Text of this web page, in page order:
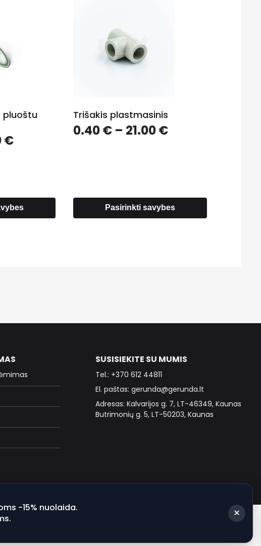
pluoštu
€Price
Trišakis plastmasinis
0.40€ – 21.00€Price
Pasirinkti savybes
SUSISIEKITE SU MUMIS
Tel.: +370 612 44811
El. paštas: gerunda@gerunda.lt
Adresas: Kalvarijos g. 7, LT-46349, Kaunas
Butrimonių g. 5, LT-50203, Kaunas
-15% nuolaida.
×